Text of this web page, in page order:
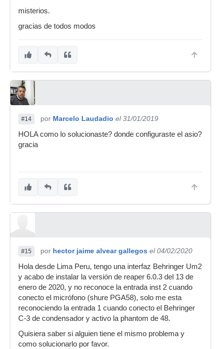
misterios.
gracias de todos modos
#14 por Marcelo Laudadio el 31/01/2019
HOLA como lo solucionaste? donde configuraste el asio?
gracia
#15 por hector jaime alvear gallegos el 04/02/2020
Hola desde Lima Peru, tengo una interfaz Behringer Um2
y acabo de instalar la versión de reaper 6.0.3 del 13 de
enero de 2020, y no reconoce la entrada inst 2 cuando
conecto el micrófono (shure PGA58), solo me esta
reconociendo la entrada 1 cuando conecto el Behringer
C-3 de condensador y activo la phantom de 48.
Quisiera saber si alguien tiene el mismo problema y
como solucionarlo por favor.